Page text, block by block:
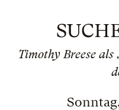
Timothy Breese